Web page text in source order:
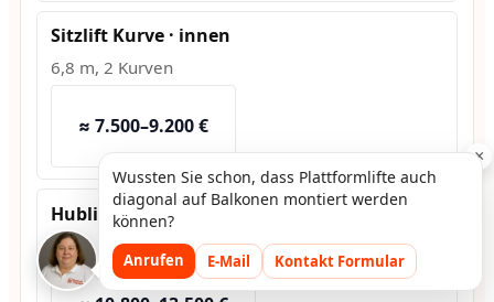
Sitzlift Kurve · innen
6,8 m, 2 Kurven
≈ 7.500–9.200 €
Hublift · außen
1,2 m Hub, Fundament
×
Wussten Sie schon, dass Plattformlifte auch
diagonal auf Balkonen montiert werden
können?
Anrufen E-Mail Kontakt Formular